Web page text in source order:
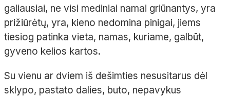
galiausiai, ne visi mediniai namai griūnantys, yra
prižiūrėtų, yra, kieno nedomina pinigai, jiems
tiesiog patinka vieta, namas, kuriame, galbūt,
gyveno kelios kartos.
Su vienu ar dviem iš dešimties nesusitarus dėl
sklypo, pastato dalies, buto, nepavykus